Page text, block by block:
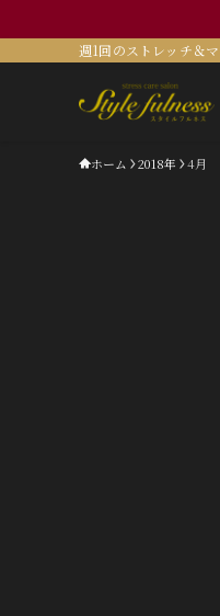
週1回のストレッチ＆
ホーム 2018年 4月